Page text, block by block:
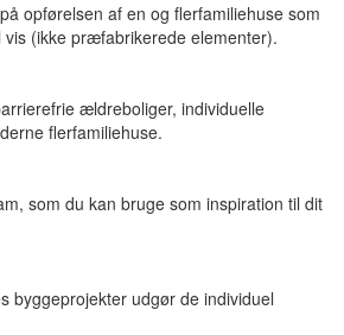
opførelsen af en og flerfamiliehuse som
(ikke præfabrikerede elementer).
ældreboliger, individuelle
flerfamiliehuse.
som du kan bruge som inspiration til dit
byggeprojekter udgør de individuel